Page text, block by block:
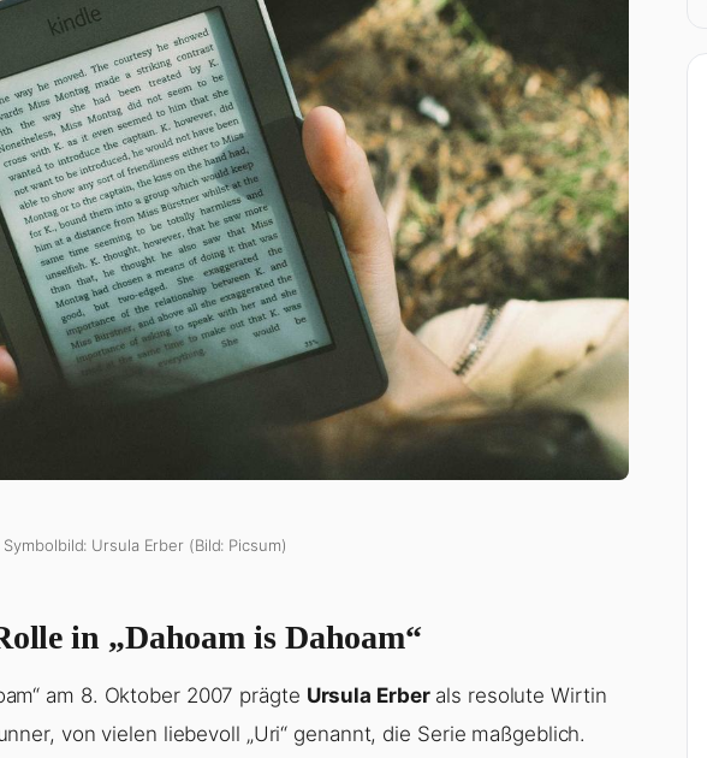
Symbolbild: Ursula Erber (Bild: Picsum)
in „Dahoam is Dahoam“
am 8. Oktober 2007 prägte Ursula Erberals resolute Wirtin
von vielen liebevoll „Uri“ genannt, die Serie maßgeblich.